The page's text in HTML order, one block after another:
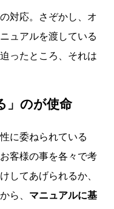
対応。さぞかし、オ
ュアルを渡している
ったところ、それは
」のが使命
に委ねられている
客様の事を各々で考
してあげられるか、
ら、 マニュアルに基